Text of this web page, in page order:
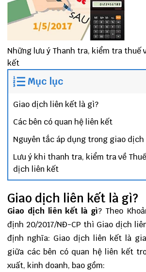
Những lưu ý Thanh tra, kiểm tra thuế
kết
Mục lục
Giao dịch liên kết là gì?
Các bên có quan hệ liên kết
Nguyên tắc áp dụng trong giao
Lưu ý khi thanh tra, kiểm tra về
dịch liên kết
Giao dịch liên kết là gì?
Giao dịch liên kết là gì? Theo
định 20/2017/NĐ-CP thì Giao dịch
định nghĩa: Giao dịch liên kết là
giữa các bên có quan hệ liên kết
xuất, kinh doanh, bao gồm: